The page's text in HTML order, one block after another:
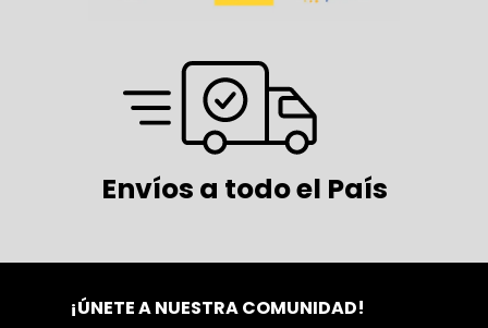
Envíos a todo el País
¡ÚNETE A NUESTRA COMUNIDAD!